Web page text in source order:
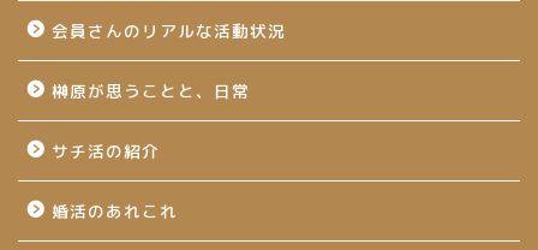
会員さんのリアルな活動状況
榊原が思うことと、日常
サチ活の紹介
婚活のあれこれ